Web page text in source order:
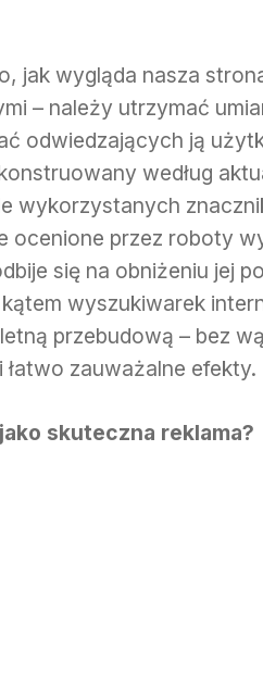
jak wygląda nasza
– należy utrzymać
odwiedzających ją
według
wykorzystanych
ocenione przez roboty
się na obniżeniu jej
wyszukiwarek
przebudową – bez
zauważalne efekty.
skuteczna reklama?